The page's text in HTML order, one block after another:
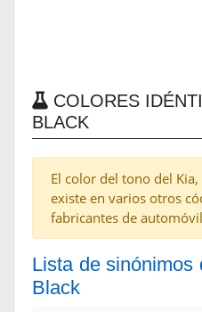
COLORES
BLACK
El color del tono del
existe en varios otros
fabricantes de
Lista de
Black